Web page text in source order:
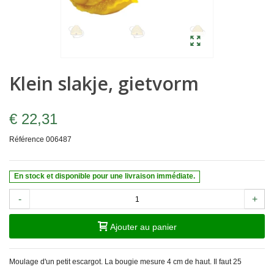
Klein slakje, gietvorm
€ 22,31
Référence 006487
En stock et disponible pour une livraison immédiate.
- +
Ajouter au panier
Moulage d'un petit escargot. La bougie mesure 4 cm de haut. Il faut 25